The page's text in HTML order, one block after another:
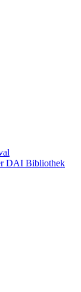
DAI Bibliothek